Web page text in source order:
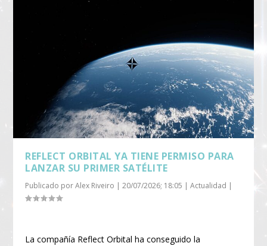
REFLECT ORBITAL YA TIENE PERMISO PARA
LANZAR SU PRIMER SATÉLITE
Publicado porAlex Riveiro |20/07/2026; 18:05 |Actualidad |
La compañía Reflect Orbital ha conseguido la